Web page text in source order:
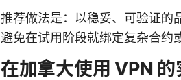
推荐做法是：以稳妥、可验证的
避免在试用阶段就绑定复杂合约
在加拿大使用 VPN